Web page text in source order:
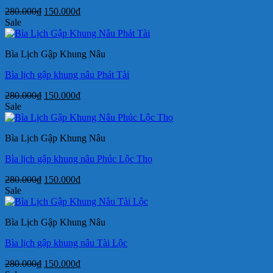
280.000₫ Giá
là:
150.000₫Giá
tại
150.000₫.
Sale
Bìa Lịch Gập Khung Nâu
Bìa lịch gập khung nâu Phát Tài
280.000₫ Giá
là:
150.000₫Giá
tại
150.000₫.
Sale
Bìa Lịch Gập Khung Nâu
Bìa lịch gập khung nâu Phúc Lộc Thọ
280.000₫ Giá
là:
150.000₫Giá
tại
150.000₫.
Sale
Bìa Lịch Gập Khung Nâu
Bìa lịch gập khung nâu Tài Lộc
280.000₫ Giá
150.000₫Giá